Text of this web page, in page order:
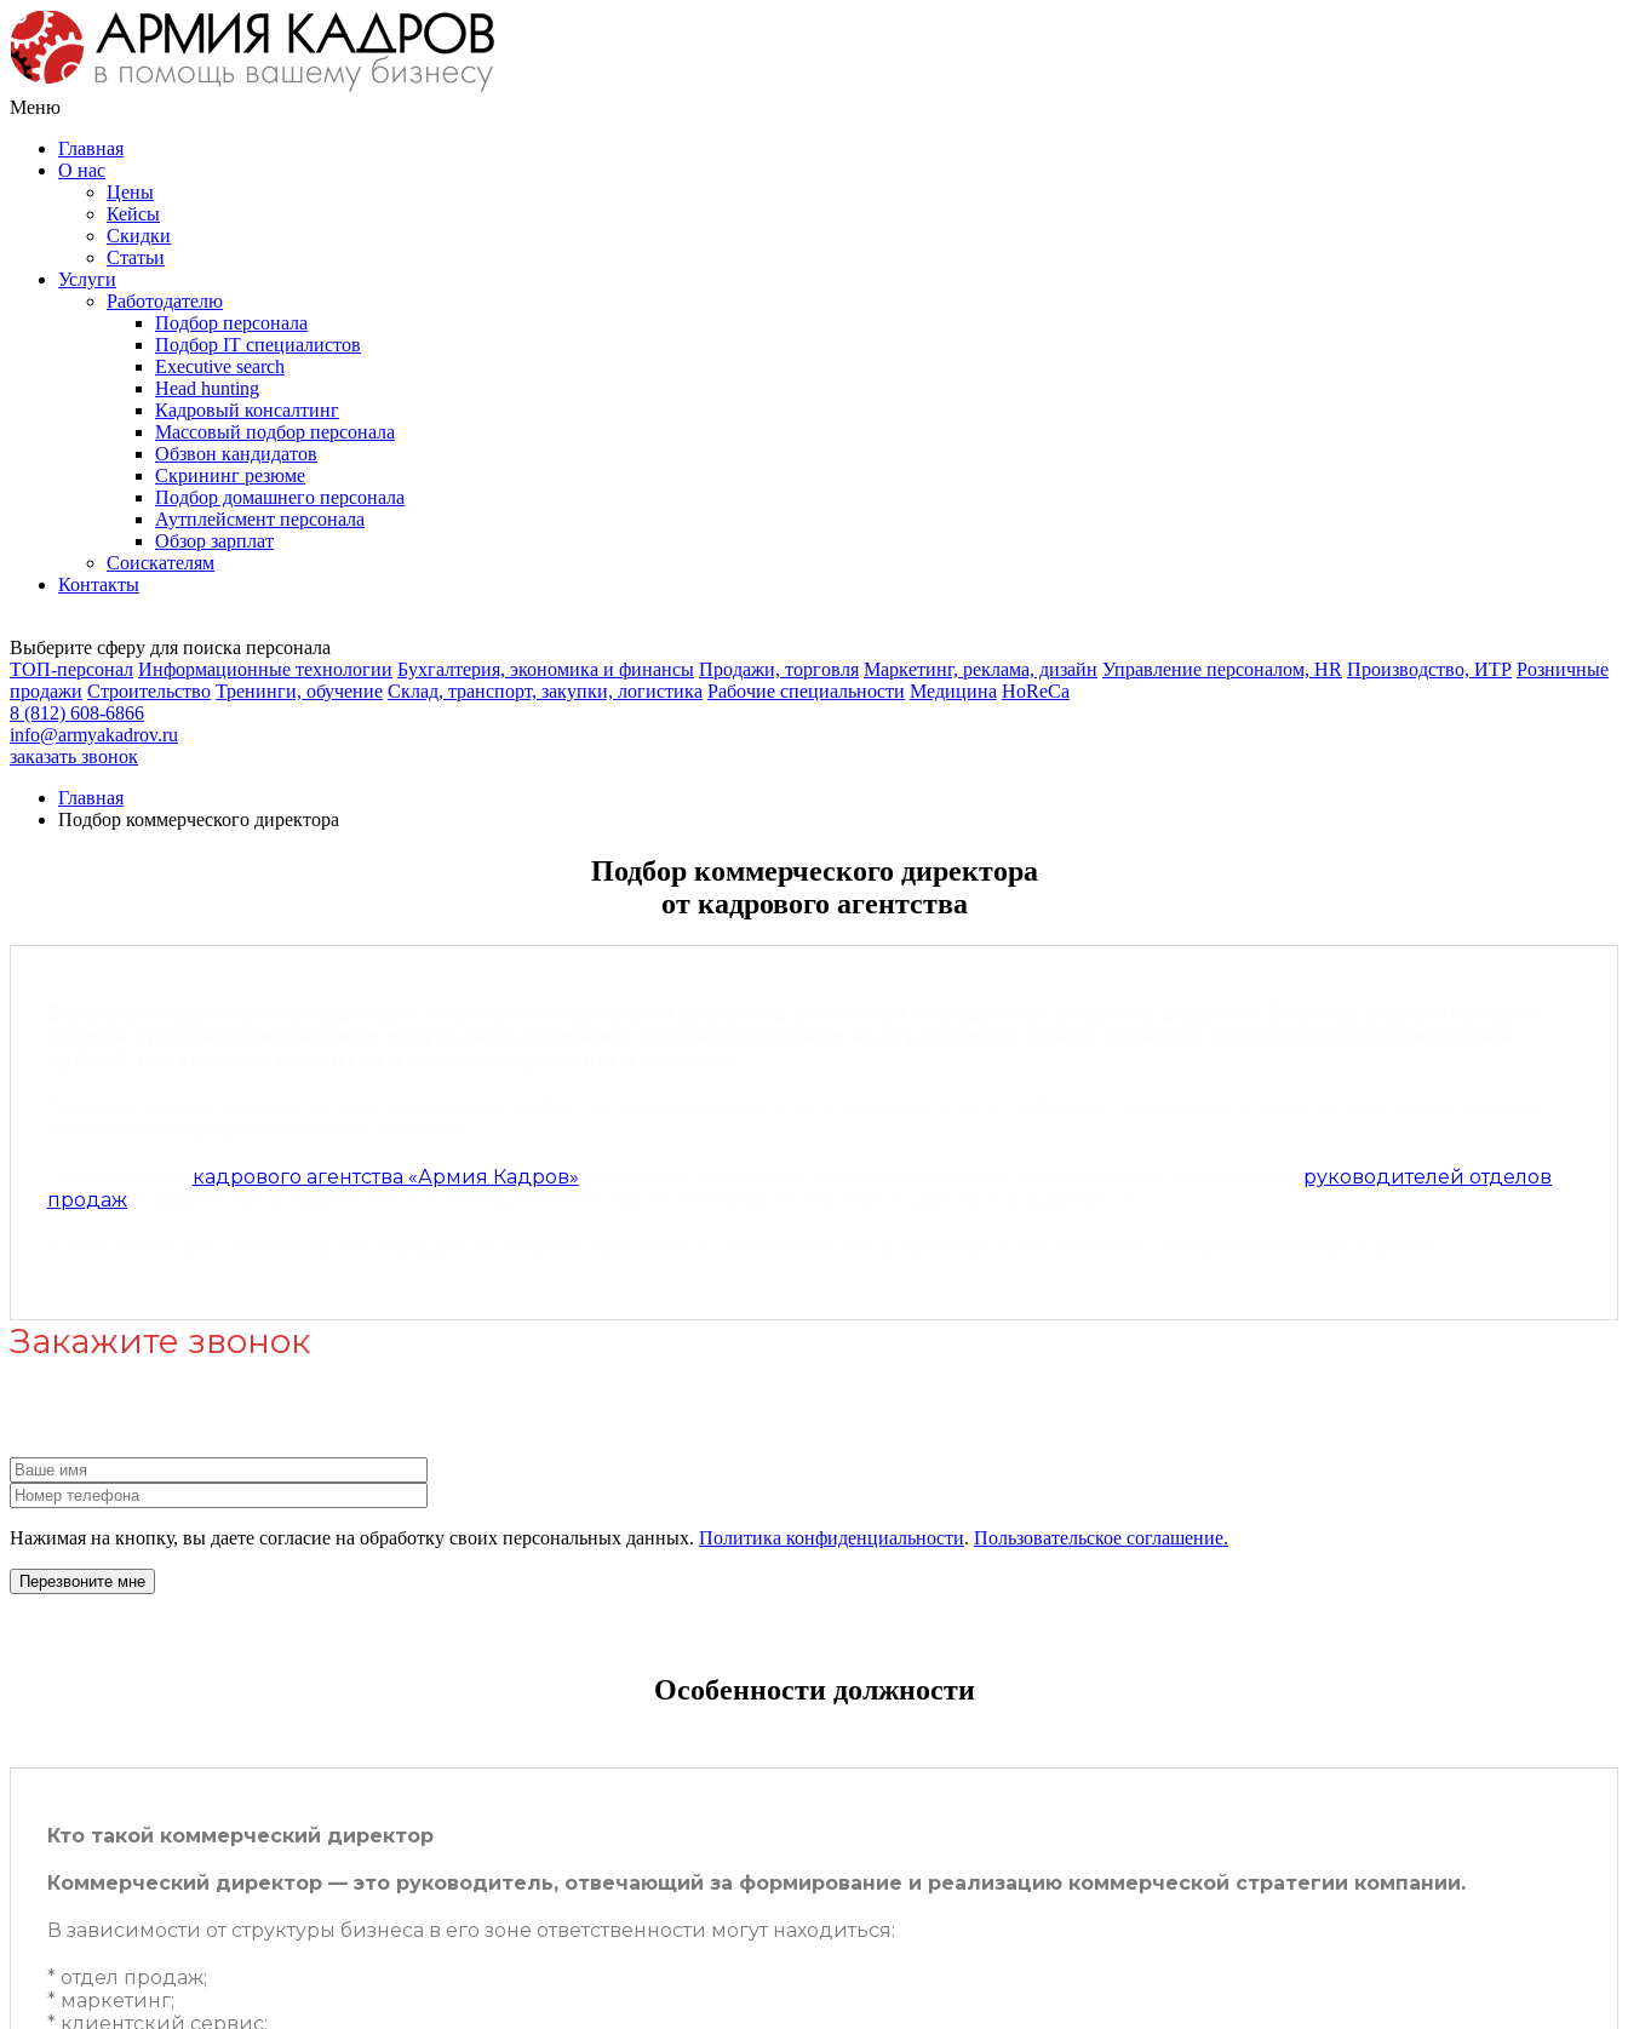
Меню
Главная
О нас
Цены
Кейсы
Скидки
Статьи
Услуги
Работодателю
Подбор персонала
Подбор IT специалистов
Еxecutive search
Head hunting
Кадровый консалтинг
Массовый подбор персонала
Обзвон кандидатов
Скрининг резюме
Подбор домашнего персонала
Аутплейсмент персонала
Обзор зарплат
Соискателям
Контакты
Выберите сферу для поиска персонала
ТОП-персонал Информационные технологии Бухгалтерия, экономика и финансы Продажи, торговля Маркетинг, реклама, дизайн Управление персоналом, HR Производство, ИТР Розничные
продажи Строительство Тренинги, обучение Склад, транспорт, закупки, логистика Рабочие специальности Медицина HoReCa
8 (812) 608-6866
info@armyakadrov.ru
заказать звонок
Главная
Подбор коммерческого директора
Подбор коммерческого директора
от кадрового агентства
кадрового агентства «Армия Кадров»
руководителей отделов
продаж
Закажите звонок
Нажимая на кнопку, вы даете согласие на обработку своих персональных данных. Политика конфиденциальности. Пользовательское соглашение.
Особенности должности
Кто такой коммерческий директор
Коммерческий директор — это руководитель, отвечающий за формирование и реализацию коммерческой стратегии компании.
В зависимости от структуры бизнеса в его зоне ответственности могут находиться:
* отдел продаж;
* маркетинг;
* клиентский сервис;